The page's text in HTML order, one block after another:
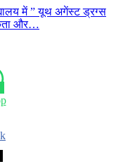
में ” यूथ अगेंस्ट ड्रग्स
और…